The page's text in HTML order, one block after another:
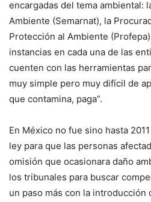
encargadas del tema ambiental:
Ambiente (Semarnat), la
Protección al Ambiente
instancias en cada una de las
cuenten con las herramientas
muy simple pero muy difícil de
que contamina, paga”.
En México no fue sino hasta
ley para que las personas
omisión que ocasionara daño
los tribunales para buscar
un paso más con la introducción